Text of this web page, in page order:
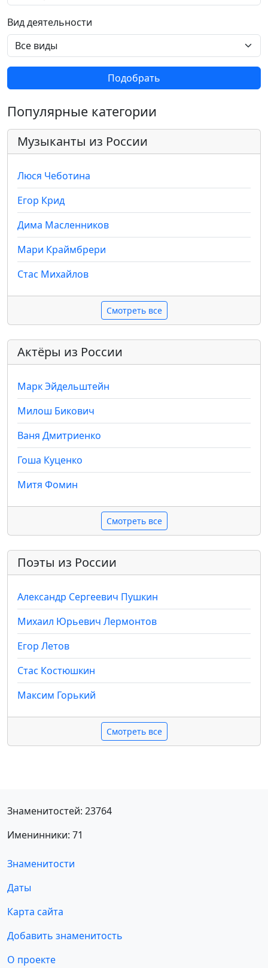
Вид деятельности
Подобрать
Популярные категории
Музыканты из России
Люся Чеботина
Егор Крид
Дима Масленников
Мари Краймбрери
Стас Михайлов
Смотреть все
Актёры из России
Марк Эйдельштейн
Милош Бикович
Ваня Дмитриенко
Гоша Куценко
Митя Фомин
Смотреть все
Поэты из России
Александр Сергеевич Пушкин
Михаил Юрьевич Лермонтов
Егор Летов
Стас Костюшкин
Максим Горький
Смотреть все
Знаменитостей: 23764
Именинники: 71
Знаменитости
Даты
Карта сайта
Добавить знаменитость
О проекте